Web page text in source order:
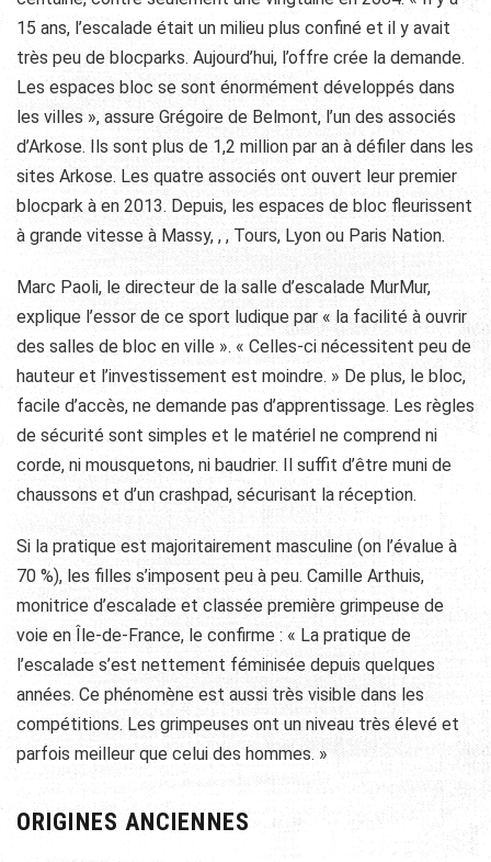
15 ans, l’escalade était un milieu plus confiné et il y avait
très peu de blocparks. Aujourd’hui, l’offre crée la demande.
Les espaces bloc se sont énormément développés dans
les villes », assure Grégoire de Belmont, l’un des associés
d’Arkose. Ils sont plus de 1,2 million par an à défiler dans les
sites Arkose. Les quatre associés ont ouvert leur premier
blocpark à en 2013. Depuis, les espaces de bloc fleurissent
à grande vitesse à Massy, , , Tours, Lyon ou Paris Nation.
Marc Paoli, le directeur de la salle d’escalade MurMur,
explique l’essor de ce sport ludique par « la facilité à ouvrir
des salles de bloc en ville ». « Celles-ci nécessitent peu de
hauteur et l’investissement est moindre. » De plus, le bloc,
facile d’accès, ne demande pas d’apprentissage. Les règles
de sécurité sont simples et le matériel ne comprend ni
corde, ni mousquetons, ni baudrier. Il suffit d’être muni de
chaussons et d’un crashpad, sécurisant la réception.
Si la pratique est majoritairement masculine (on l’évalue à
70 %), les filles s’imposent peu à peu. Camille Arthuis,
monitrice d’escalade et classée première grimpeuse de
voie en Île-de-France, le confirme : « La pratique de
l’escalade s’est nettement féminisée depuis quelques
années. Ce phénomène est aussi très visible dans les
compétitions. Les grimpeuses ont un niveau très élevé et
parfois meilleur que celui des hommes. »
ORIGINES ANCIENNES